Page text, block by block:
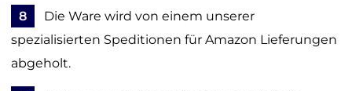
8
Die Ware wird von einem unserer
spezialisierten Speditionen für Amazon Lieferungen
abgeholt.